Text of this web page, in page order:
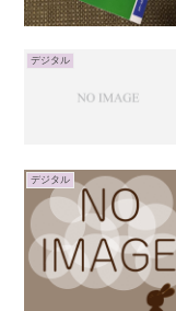
デジタル
デジタル